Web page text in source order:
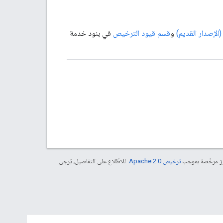
وقسم قيود الترخيص في بنود خدمة
مرخّصة بموجبترخيص Apache 2.0‏
. للاطّلاع على التفاصيل، يُرجى